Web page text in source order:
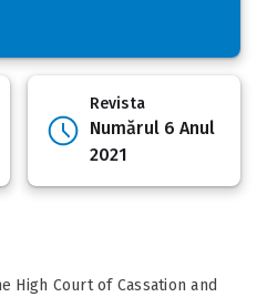
Revista
Numărul 6 Anul
2021
High Court of Cassation and